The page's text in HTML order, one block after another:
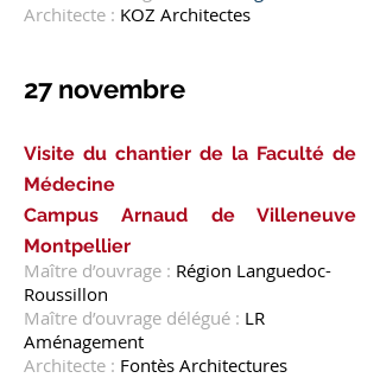
Architecte : KOZ Architectes
27 novembre
Visite du chantier de la Faculté de
Médecine
Campus Arnaud de Villeneuve
Montpellier
Maître d’ouvrage : Région Languedoc-
Roussillon
Maître d’ouvrage délégué : LR
Aménagement
Architecte : Fontès Architectures